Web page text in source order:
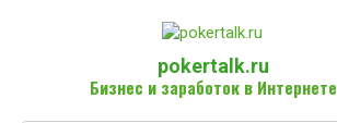
pokertalk.ru
Бизнес и заработок в Интернете